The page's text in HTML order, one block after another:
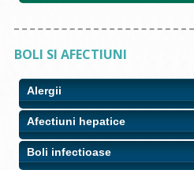
BOLI SI AFECTIUNI
Alergii
Afectiuni hepatice
Boli infectioase